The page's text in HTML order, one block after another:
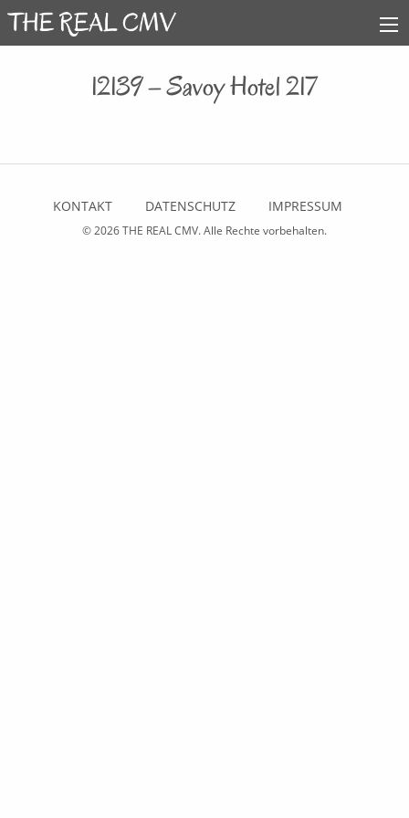
12139 – Savoy Hotel 217
KONTAKT DATENSCHUTZ IMPRESSUM
© 2026THE REAL CMV. Alle Rechte vorbehalten.